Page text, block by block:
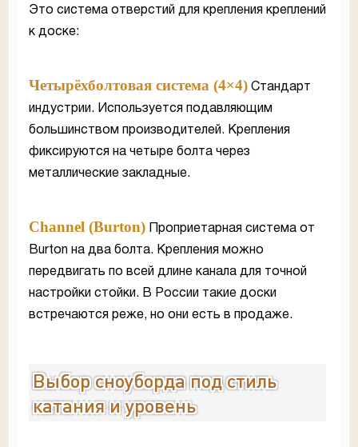
Это система отверстий для крепления креплений
к доске:
Четырёхболтовая система (4×4) Стандарт
индустрии. Используется подавляющим
большинством производителей. Крепления
фиксируются на четыре болта через
металлические закладные.
Channel (Burton) Проприетарная система от
Burton на два болта. Крепления можно
передвигать по всей длине канала для точной
настройки стойки. В России такие доски
встречаются реже, но они есть в продаже.
Выбор сноуборда под стиль
катания и уровень